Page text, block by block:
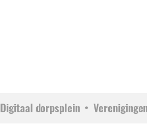
Digitaal dorpsplein